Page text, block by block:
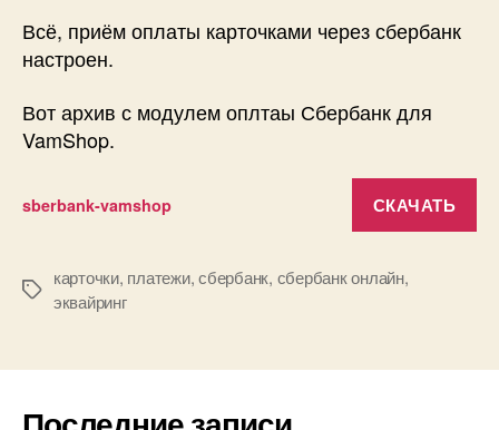
Всё, приём оплаты карточками через сбербанк
настроен.
Вот архив с модулем оплтаы Сбербанк для
VamShop.
sberbank-vamshop СКАЧАТЬ
Метки
карточки, платежи,сбербанк, сбербанк онлайн,
эквайринг